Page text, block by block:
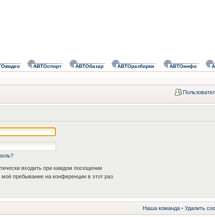
АВТОспорт АВТОбазар АВТОразборки АВТОинфо
входить при каждом посещении
пребывание на конференции в этот раз
Наша команда • Удалить